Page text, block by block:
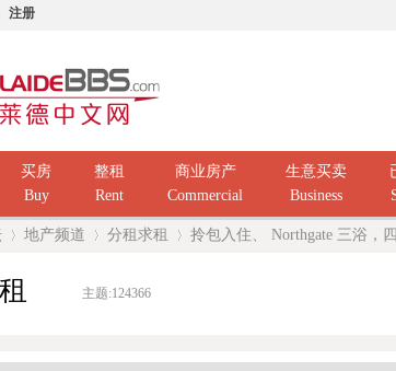
注册
买房
Buy
整租
Rent
商业房产
Commercial
生意买卖
Business
地产频道 分租求租 拎包入住、 Northgate 三浴，
主题:124366